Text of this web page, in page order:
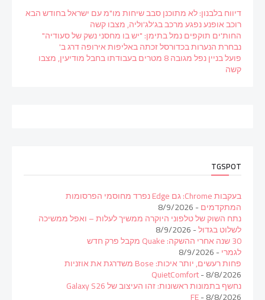
דיווח בלבנון: לא מתוכנן סבב שיחות מו"מ עם ישראל בחודש הבא
רוכב אופנע נפגע מרכב בג'לג'וליה, מצבו קשה
החות'ים תוקפים נמל בתימן: "יש בו מחסני נשק של סעודיה"
נבחרת הנערות בכדורסל זכתה באליפות אירופה דרג ב'
פועל בניין נפל מגובה 8 מטרים בעבודתו בחבל מודיעין, מצבו
קשה
TGSPOT
בעקבות Chrome: גם Edge נפרד מחוסמי הפרסומות
המתקדמים- 8/9/2026
נתח השוק של טלפוני היוקרה ממשיך לעלות – ואפל ממשיכה
לשלוט בגדול- 8/9/2026
30 שנה אחרי ההשקה: Quake מקבל פרק חדש
לגמרי- 8/9/2026
פחות רעשים, יותר איכות: Bose משדרגת את אוזניות
QuietComfort- 8/8/2026
נחשף בתמונות ראשונות: זהו העיצוב של Galaxy S26